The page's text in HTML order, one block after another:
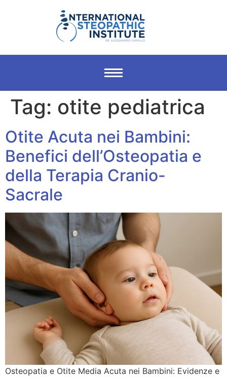
Tag: otite pediatrica
Otite Acuta nei Bambini:
Benefici dell’Osteopatia e
della Terapia Cranio-
Sacrale
Osteopatia e Otite Media Acuta nei Bambini: Evidenze e